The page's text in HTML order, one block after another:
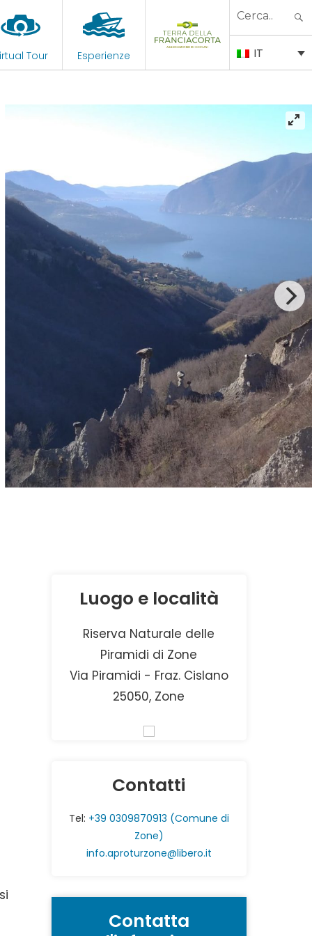
Tour Esperienze
Search
IT
Luogo e località
Riserva Naturale delle
Piramidi di Zone
Via Piramidi - Fraz. Cislano
25050, Zone
Contatti
Tel: +39 0309870913 (Comune di
Zone)
info.aproturzone@libero.it
Contatta